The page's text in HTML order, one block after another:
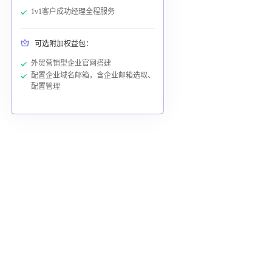
1v1客户成功经理全程服务
可选附加权益包：
外贸营销型企业官网搭建
配置企业域名邮箱，含企业邮箱选取、
配置管理